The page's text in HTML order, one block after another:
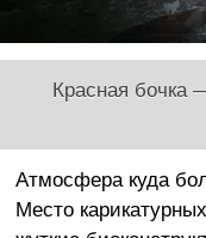
Красная бочка
Атмосфера куда
Место